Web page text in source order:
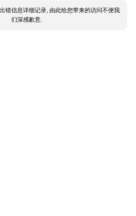
错信息详细记录, 由此给您带来的访问不便我
们深感歉意.